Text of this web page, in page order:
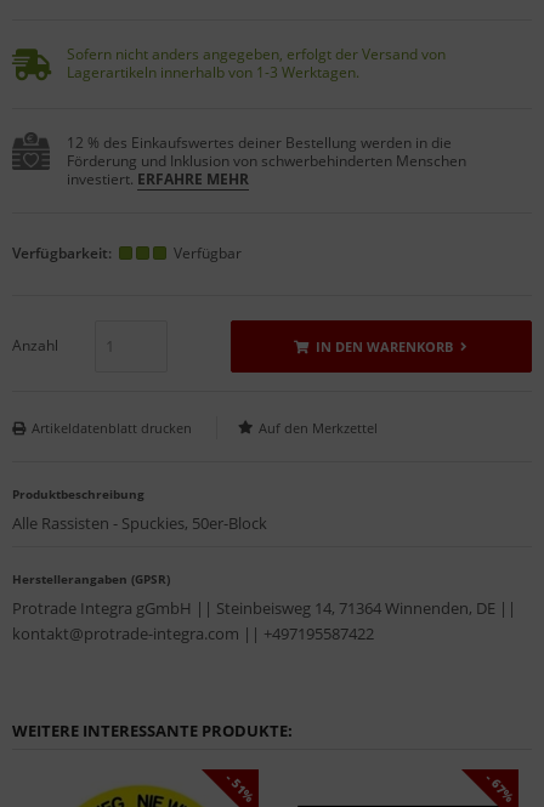
Sofern nicht anders angegeben, erfolgt der Versand von
Lagerartikeln innerhalb von 1-3 Werktagen.
12 % des Einkaufswertes deiner Bestellung werden in die
Förderung und Inklusion von schwerbehinderten Menschen
investiert. ERFAHRE MEHR
Verfügbarkeit: Verfügbar
Anzahl IN DEN WARENKORB
Artikeldatenblatt drucken
Produktbeschreibung
Alle Rassisten - Spuckies, 50er-Block
Herstellerangaben (GPSR)
Protrade Integra gGmbH || Steinbeisweg 14, 71364 Winnenden, DE ||
kontakt@protrade-integra.com || +497195587422
WEITERE INTERESSANTE PRODUKTE:
- 51% - 67%